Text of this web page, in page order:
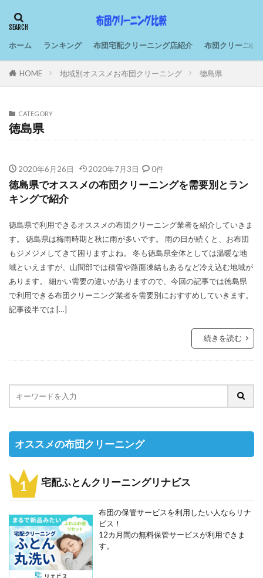
ホーム ランキング 布団宅配クリーニング店紹介 布団クリーニン
HOME 地域別オススメお布団クリーニング 徳島県
CATEGORY
徳島県
2020年6月26日 2020年7月3日 0件
徳島県でオススメの布団クリーニングを需要別とラン
キングで紹介
徳島県で利用できるオススメの布団クリーニング業者を紹介していきま
す。 徳島県は梅雨時期と秋に雨が多いです。 雨の日が続くと、お布団
もジメジメしてきて困りますよね。 冬も徳島県全体としては温暖な地
域といえますが、山間部では積雪や路面凍結もあるなど冷え込む地域が
あります。 細かい需要の違いがありますので、今回の記事では徳島県
で利用できる布団クリーニング業者を需要別におすすめしていきます。
記事後半では […]
続きを読む
オススメの布団クリーニング
宅配ふとんクリーニングリナビス
布団の保管サービスを利用したい人ならリナ
ビス！
12カ月間の無料保管サービスが利用できま
す。